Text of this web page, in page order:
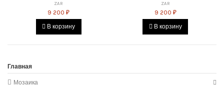
ZAR
9 200 ₽
В корзину
ZAR
9 200 ₽
В корзину
Главная
Мозаика